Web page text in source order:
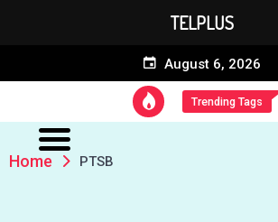
August 6, 2026
Trending Tags
Home PTSB
TELPLUS